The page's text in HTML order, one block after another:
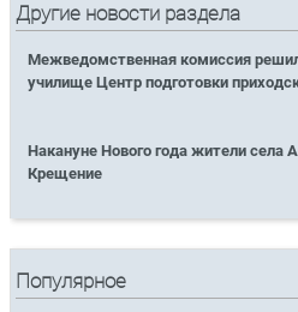
Другие новости раздела
Межведомственная комиссия
училище Центр подготовки
Накануне Нового года жители села
Крещение
Популярное